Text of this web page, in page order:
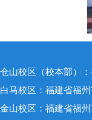
仓山校区（校本部）
白马校区：福建省福
金山校区：福建省福